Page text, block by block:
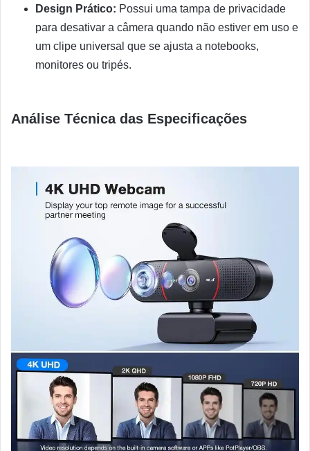
Design Prático: Possui uma tampa de privacidade
para desativar a câmera quando não estiver em uso e
um clipe universal que se ajusta a notebooks,
monitores ou tripés.
Análise Técnica das Especificações